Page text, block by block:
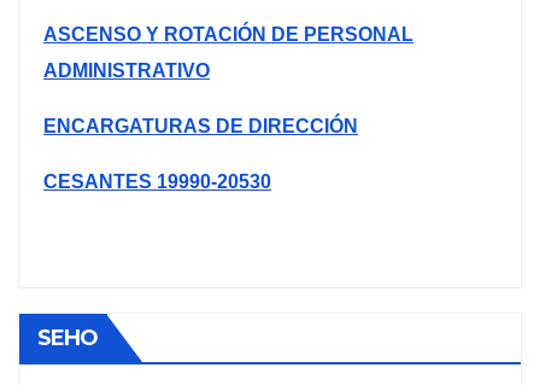
ASCENSO Y ROTACIÓN DE PERSONAL
ADMINISTRATIVO
ENCARGATURAS DE DIRECCIÓN
CESANTES 19990-20530
SEHO